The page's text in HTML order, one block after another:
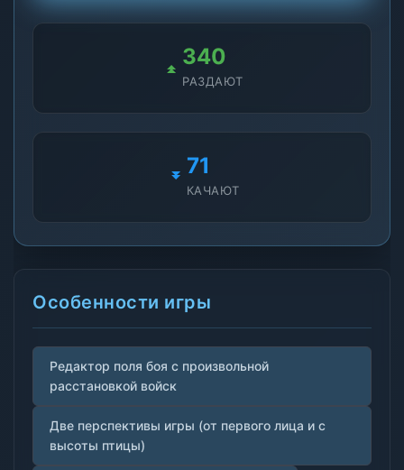
340
РАЗДАЮТ
71
КАЧАЮТ
Особенности игры
Редактор поля боя с произвольной
расстановкой войск
Две перспективы игры (от первого лица и с
высоты птицы)